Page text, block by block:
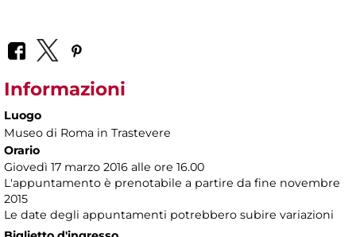
Informazioni
Luogo
Museo di Roma in Trastevere
Orario
Giovedì 17 marzo 2016 alle ore 16.00
L'appuntamento è prenotabile a partire da fine novembre
2015
Le date degli appuntamenti potrebbero subire variazioni